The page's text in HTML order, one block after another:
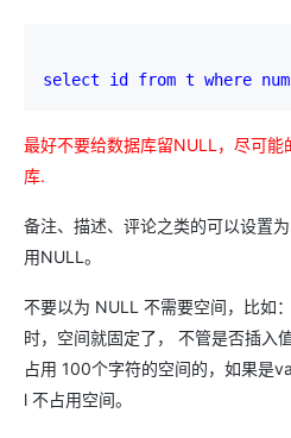
select id from t where num
最好不要给数据库留NULL，尽可
库.
备注、描述、评论之类的可以设置
用NULL。
不要以为 NULL 不需要空间，比如
时，空间就固定了， 不管是否插入
占用 100个字符的空间的，如果是
l 不占用空间。